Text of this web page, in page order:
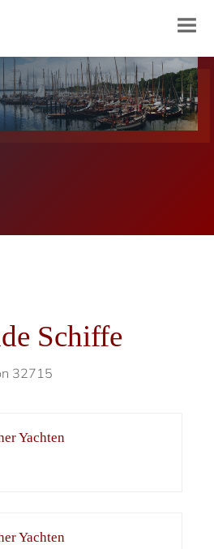
Schiffe
32715
Yachten
Yachten